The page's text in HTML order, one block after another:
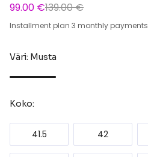
99.00 €139.00 €
Installment plan 3 monthly payments
Väri: Musta
Koko:
41.5 42